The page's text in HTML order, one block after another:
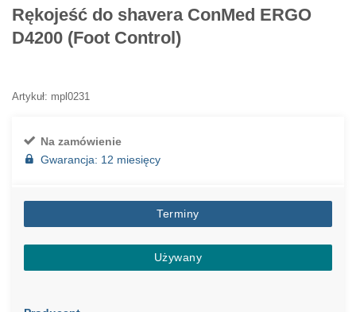
Rękojeść do shavera ConMed ERGO
D4200 (Foot Control)
Artykuł: mpl0231
Na zamówienie
Gwarancja: 12 miesięcy
Terminy
Używany